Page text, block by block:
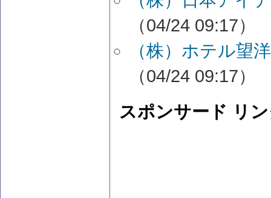
（04/24 09:17）
（株）ホテル望
（04/24 09:17）
スポンサード リ